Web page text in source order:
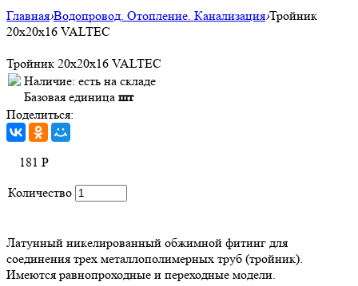
Главная›Водопровод. Отопление. Канализация›Тройник
20х20х16 VALTEC
Тройник 20х20х16 VALTEC
Наличие: есть на складе
Базовая единица шт
Поделиться:
181 Р
Количество
Латунный никелированный обжимной фитинг для
соединения трех металлополимерных труб (тройник).
Имеются равнопроходные и переходные модели.